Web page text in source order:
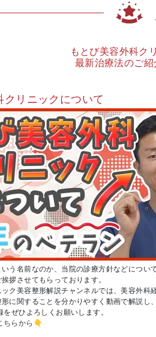
もとび美容外科ク
最新治療法のご紹
クリニックについて
う名前なのか、当院の診療方針などについ
拶させてもらっております。
ク美容整形解説チャンネルでは、美容外科
に関することを分かりやすく動画で解説し
ぜひよろしくお願いします。
ちらから 👇